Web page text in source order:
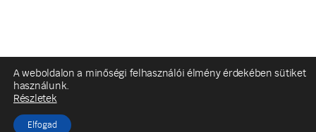
A weboldalon a minőségi felhasználói élmény érdekében sütiket
használunk.
Részletek
Elfogad